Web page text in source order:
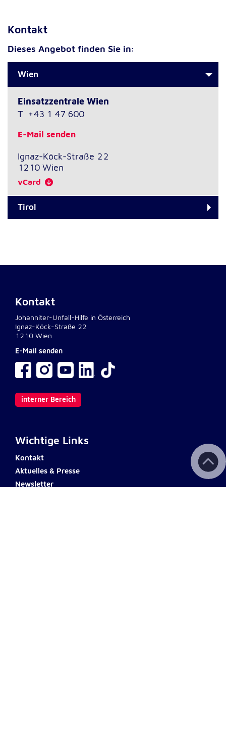
Kontakt
Dieses Angebot finden Sie in:
Wien
Einsatzzentrale Wien
T +43 1 47 600
E-Mail senden
Ignaz-Köck-Straße 22
1210 Wien
vCard
Tirol
Kontakt
Johanniter-Unfall-Hilfe in Österreich
Ignaz-Köck-Straße 22
1210 Wien
E-Mail senden
interner Bereich
Wichtige Links
Kontakt
Aktuelles & Presse
Newsletter